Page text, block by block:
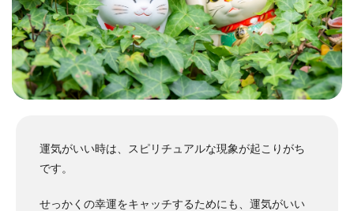
運気がいい時は、スピリチュアルな現象が起こりがち
です。
せっかくの幸運をキャッチするためにも、運気がいい